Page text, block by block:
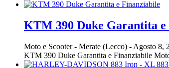
KTM 390 Duke Garantita
Moto e Scooter- Merate (Lecco) - Agosto 8,
KTM 390 Duke Garantita e Finanziabile